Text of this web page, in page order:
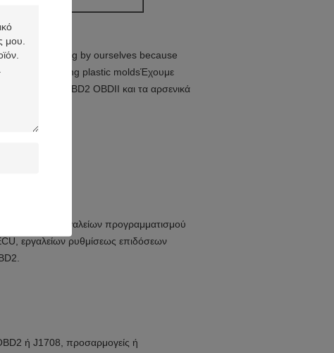
male plug by ourselves because
staff for making plastic moldsΈχουμε
OBD2 OBDII και τα αρσενικά
εργαλείων προγραμματισμού
εργαλείων ρυθμίσεως επιδόσεων
ή J1708, προσαρμογείς ή